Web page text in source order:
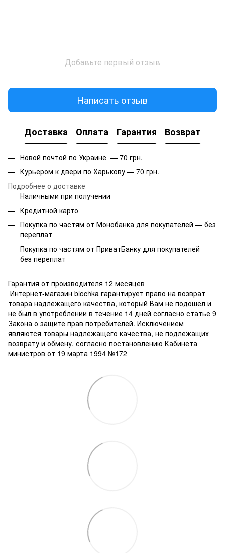
Добавьте первый отзыв
Написать отзыв
Доставка Оплата Гарантия Возврат
Новой почтой по Украине — 70 грн.
Курьером к двери по Харькову — 70 грн.
Подробнее о доставке
Наличными при получении
Кредитной карто
Покупка по частям от Монобанка для покупателей — без
переплат
Покупка по частям от ПриватБанку для покупателей —
без переплат
Гарантия от производителя 12 месяцев
Интернет-магазин blochka гарантирует право на возврат
товара надлежащего качества, который Вам не подошел и
не был в употреблении в течение 14 дней согласно статье 9
Закона о защите прав потребителей. Исключением
являются товары надлежащего качества, не подлежащих
возврату и обмену, согласно постановлению Кабинета
министров от 19 марта 1994 №172